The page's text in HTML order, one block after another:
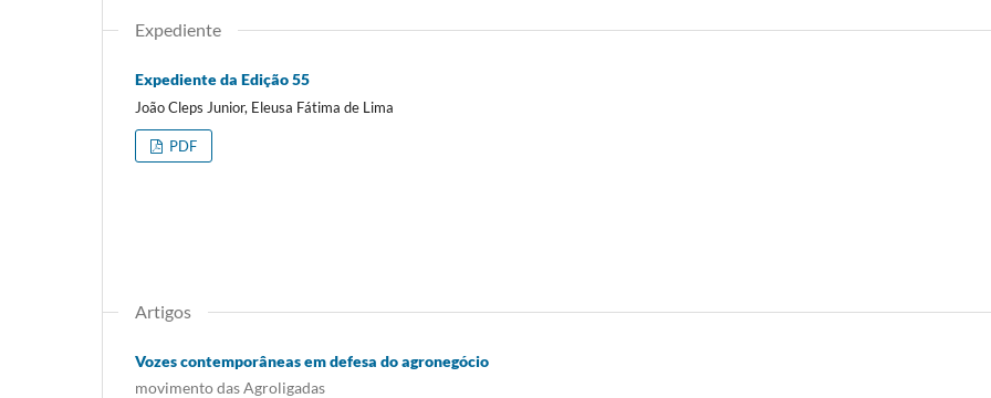
Expediente
Expediente da Edição 55
João Cleps Junior, Eleusa Fátima de Lima
PDF
Artigos
Vozes contemporâneas em defesa do agronegócio
movimento das Agroligadas